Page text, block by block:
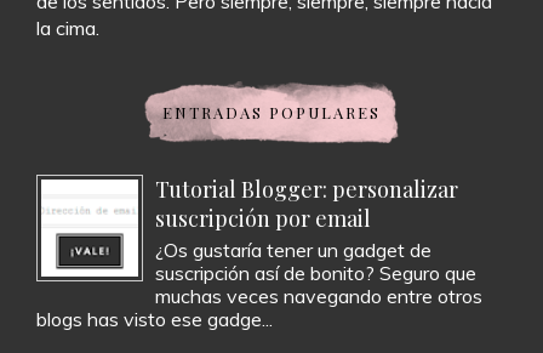
la cima.
ENTRADAS POPULARES
Tutorial Blogger: personalizar
suscripción por email
¿Os gustaría tener un gadget de
suscripción así de bonito? Seguro que
muchas veces navegando entre otros
blogs has visto ese gadge...